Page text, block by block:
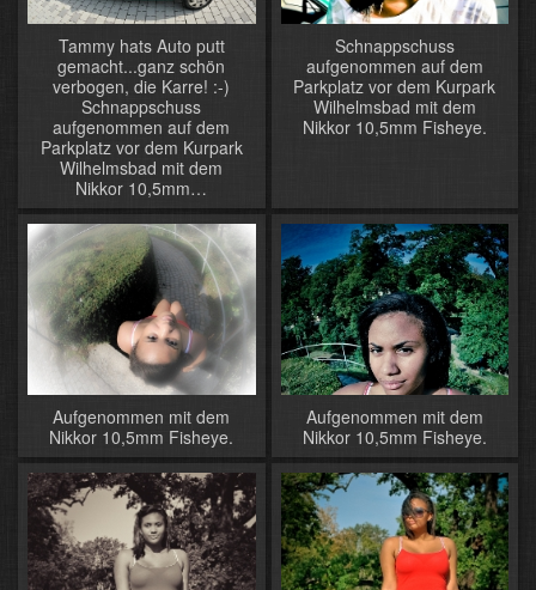
Tammy hats Auto putt
gemacht...ganz schön
verbogen, die Karre! :-)
Schnappschuss
aufgenommen auf dem
Parkplatz vor dem Kurpark
Wilhelmsbad mit dem
Nikkor 10,5mm…
Schnappschuss
aufgenommen auf dem
Parkplatz vor dem Kurpark
Wilhelmsbad mit dem
Nikkor 10,5mm Fisheye.
Aufgenommen mit dem
Nikkor 10,5mm Fisheye.
Aufgenommen mit dem
Nikkor 10,5mm Fisheye.